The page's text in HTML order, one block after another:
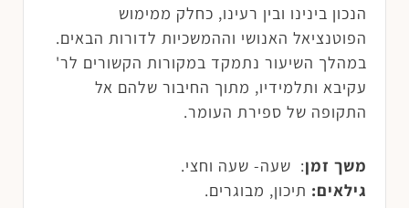
הנכון בינינו ובין רעינו, כחלק ממימוש
הפוטנציאל האנושי וההמשכיות לדורות הבאים.
במהלך השיעור נתמקד במקורות הקשורים לר'
עקיבא ותלמידיו, מתוך החיבור שלהם אל
התקופה של ספירת העומר.
משך זמן: שעה- שעה וחצי.
גילאים: תיכון, מבוגרים.